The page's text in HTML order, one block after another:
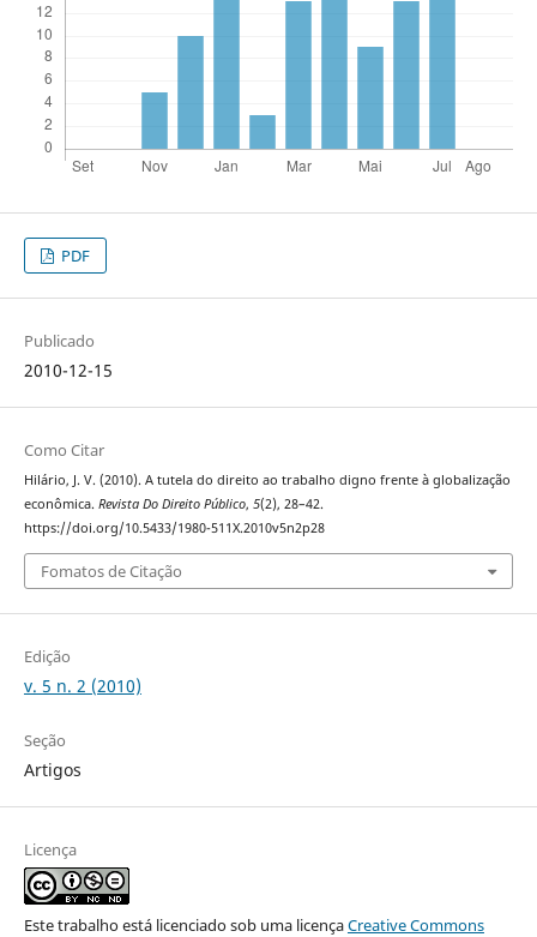
PDF
Publicado
2010-12-15
Como Citar
Hilário, J. V. (2010). A tutela do direito ao trabalho digno frente à globalização
econômica. Revista Do Direito Público, 5(2), 28–42.
https://doi.org/10.5433/1980-511X.2010v5n2p28
Fomatos de Citação
Edição
v. 5 n. 2 (2010)
Seção
Artigos
Licença
Este trabalho está licenciado sob uma licençaCreative Commons